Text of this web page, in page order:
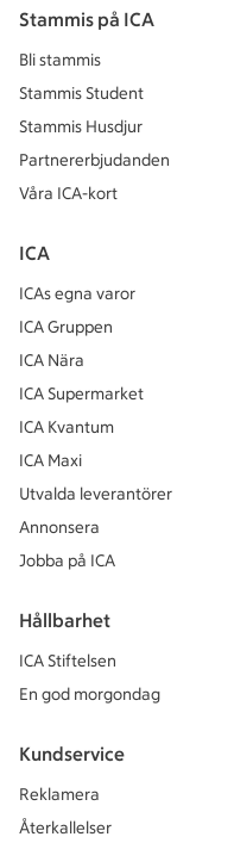
Stammis på ICA
Bli stammis
Stammis Student
Stammis Husdjur
Partnererbjudanden
Våra ICA-kort
ICA
ICAs egna varor
ICA Gruppen
ICA Nära
ICA Supermarket
ICA Kvantum
ICA Maxi
Utvalda leverantörer
Annonsera
Jobba på ICA
Hållbarhet
ICA Stiftelsen
En god morgondag
Kundservice
Reklamera
Återkallelser